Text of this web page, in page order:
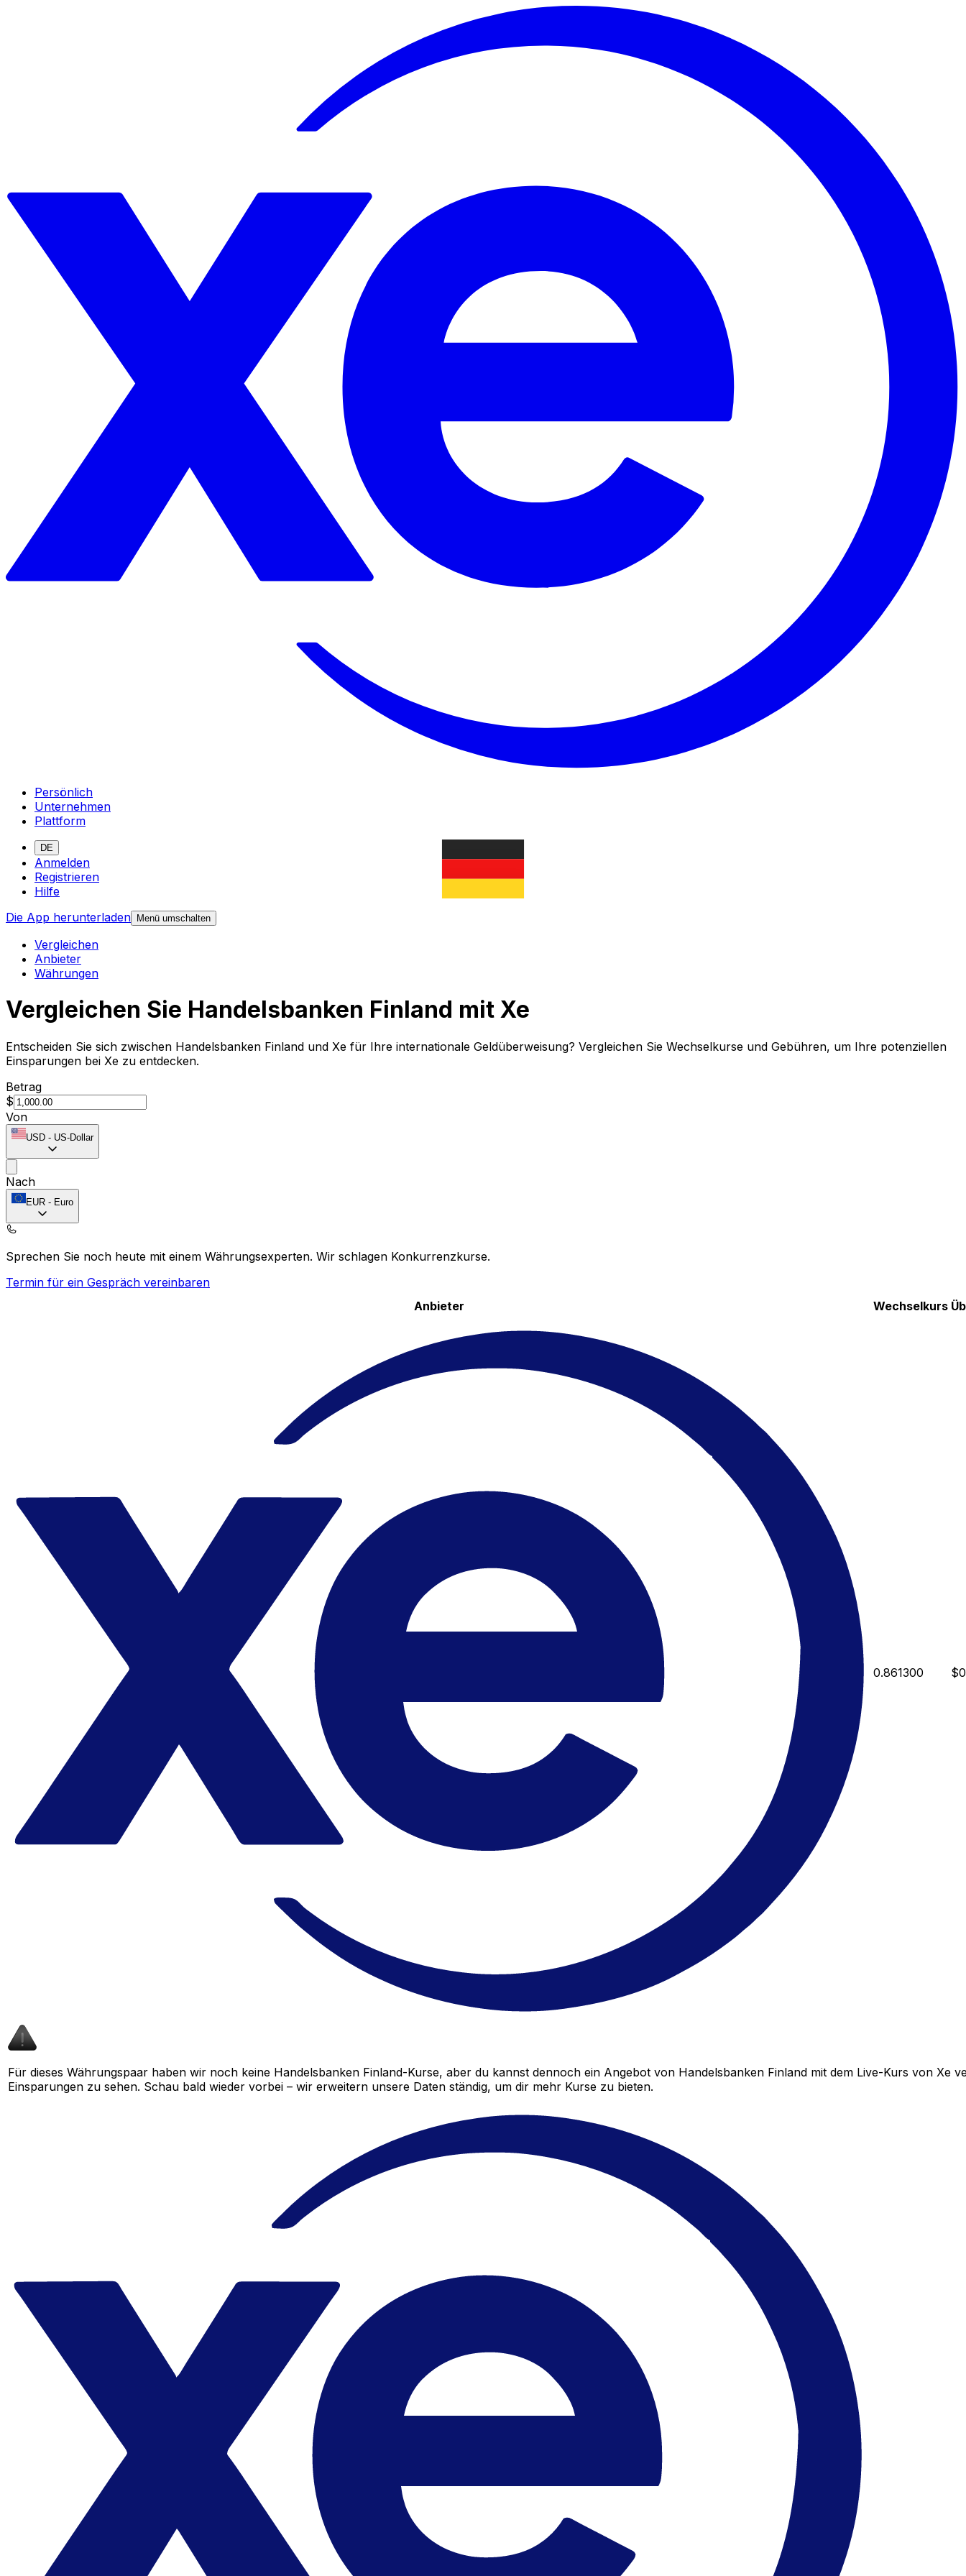
Persönlich
Unternehmen
Plattform
DE
Anmelden
Registrieren
Hilfe
Die App herunterladen Menü umschalten
Vergleichen
Anbieter
Währungen
Vergleichen Sie Handelsbanken Finland mit Xe
Entscheiden Sie sich zwischen Handelsbanken Finland und Xe für Ihre internationale Geldüberweisung? Vergleichen Sie Wechselkurse und Gebühren, um Ihre potenziellen
Einsparungen bei Xe zu entdecken.
Betrag
$
Von
USD - US-Dollar
Nach
EUR - Euro
Sprechen Sie noch heute mit einem Währungsexperten. Wir schlagen Konkurrenzkurse.
Termin für ein Gespräch vereinbaren
Anbieter
Wechselkurs
0.861300 $0
Für dieses Währungspaar haben wir noch keine Handelsbanken Finland-Kurse, aber du kannst dennoch ein Angebot von Handelsbanken Finland mit dem Live-Kurs von Xe
Einsparungen zu sehen. Schau bald wieder vorbei – wir erweitern unsere Daten ständig, um dir mehr Kurse zu bieten.